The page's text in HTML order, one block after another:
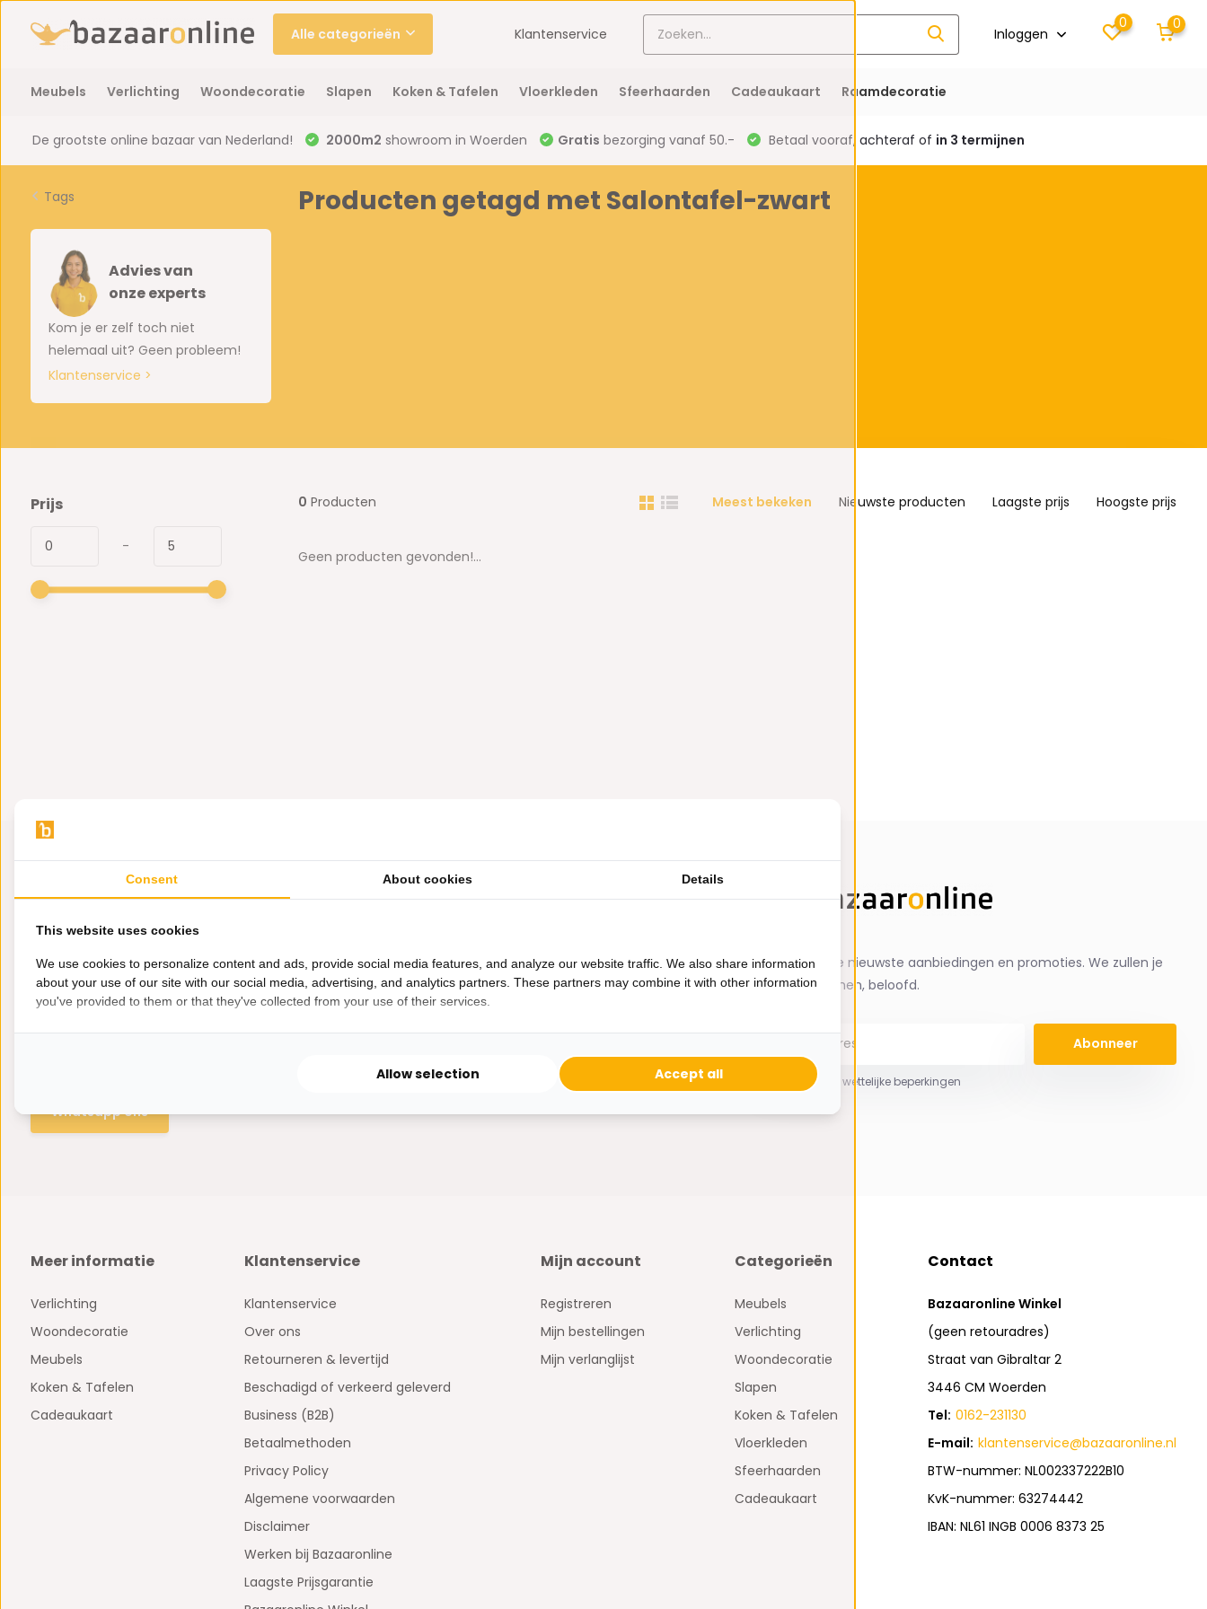
Alle categorieën Klantenservice Inloggen
0 0
Meubels Verlichting Woondecoratie Slapen Koken & Tafelen Vloerkleden Sfeerhaarden Cadeaukaart Raamdecoratie
De grootste online bazaar van Nederland! 2000m2 showroom in Woerden Gratis bezorging vanaf 50.- Betaal vooraf, achteraf of in 3 termijnen
Tags
Advies van
onze experts
Kom je er zelf toch niet
helemaal uit? Geen probleem!
Klantenservice >
Producten getagd met Salontafel-zwart
Prijs
-
0 Producten Meest bekeken Nieuwste producten Laagste prijs Hoogste prijs
Geen producten gevonden!...
Hulp nodig?
Whatsapp ons
Heb je een vraag?
Bereikbaar van ma - vr 10:00 tot 17:00
0162-231130
klantenservice@bazaaronline.nl
Ontvang de nieuwste aanbiedingen en promoties. We zullen je
niet spammen, beloofd.
Abonneer
* Lees hier de wettelijke beperkingen
Meer informatie
Verlichting
Woondecoratie
Meubels
Koken & Tafelen
Cadeaukaart
Klantenservice
Klantenservice
Over ons
Retourneren & levertijd
Beschadigd of verkeerd geleverd
Business (B2B)
Betaalmethoden
Privacy Policy
Algemene voorwaarden
Disclaimer
Werken bij Bazaaronline
Laagste Prijsgarantie
Mijn account
Registreren
Mijn bestellingen
Mijn verlanglijst
Categorieën
Meubels
Verlichting
Woondecoratie
Slapen
Koken & Tafelen
Vloerkleden
Sfeerhaarden
Cadeaukaart
Contact
Bazaaronline Winkel
(geen retouradres)
Straat van Gibraltar 2
3446 CM Woerden
Tel: 0162-231130
E-mail: klantenservice@bazaaronline.nl
BTW-nummer: NL002337222B10
KvK-nummer: 63274442
IBAN: NL61 INGB 0006 8373 25
Consent About cookies Details
This website uses cookies
We use cookies to personalize content and ads, provide social media features, and analyze our website traffic. We also share information
about your use of our site with our social media, advertising, and analytics partners. These partners may combine it with other information
you've provided to them or that they've collected from your use of their services.
Allow selection Accept all